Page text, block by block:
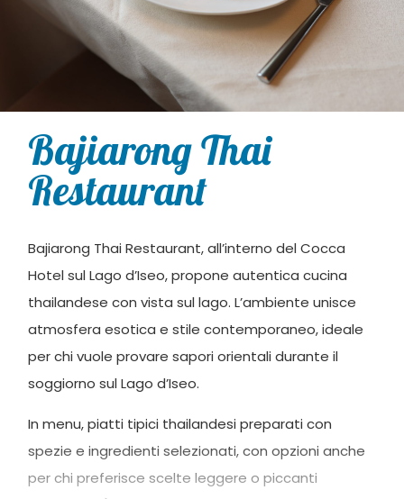
Bajiarong Thai
Restaurant
Bajiarong Thai Restaurant, all’interno del Cocca
Hotel sul Lago d’Iseo, propone autentica cucina
thailandese con vista sul lago. L’ambiente unisce
atmosfera esotica e stile contemporaneo, ideale
per chi vuole provare sapori orientali durante il
soggiorno sul Lago d’Iseo.
In menu, piatti tipici thailandesi preparati con
spezie e ingredienti selezionati, con opzioni anche
per chi preferisce scelte leggere o piccanti